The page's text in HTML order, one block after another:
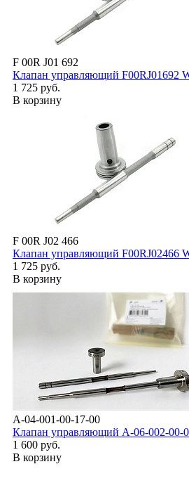
F 00R J01 692
Клапан управляющий F00RJ01692
1 725 руб.
В корзину
F 00R J02 466
Клапан управляющий F00RJ02466
1 725 руб.
В корзину
A-04-001-00-17-00
Клапан управляющий А-06-002-00-
1 600 руб.
В корзину